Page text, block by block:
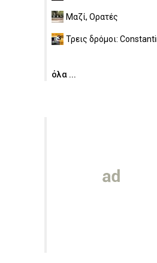
Μαζί, Ορατές
Τρεις δρόμοι:
όλα ...